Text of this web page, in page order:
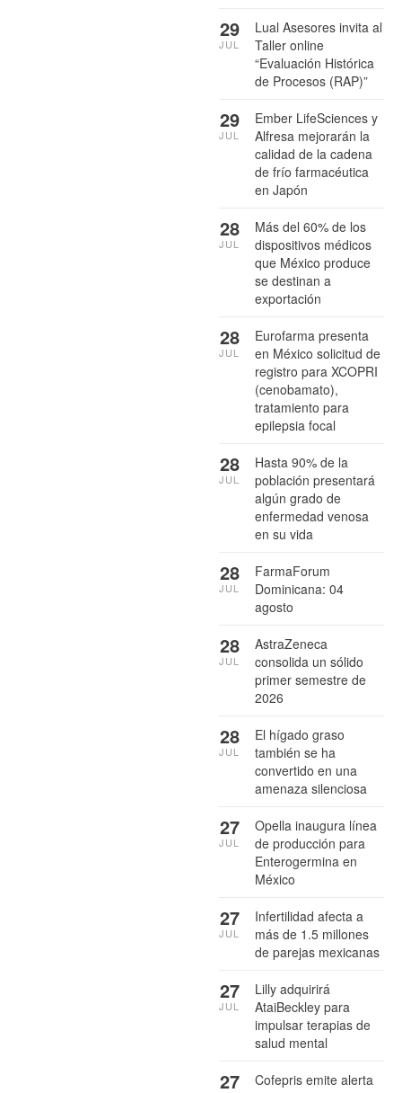
Lual Asesores invita al
Taller online
“Evaluación Histórica
de Procesos (RAP)”
29
JUL
Ember LifeSciences y
Alfresa mejorarán la
calidad de la cadena
de frío farmacéutica
en Japón
29
JUL
Más del 60% de los
dispositivos médicos
que México produce
se destinan a
exportación
28
JUL
Eurofarma presenta
en México solicitud de
registro para XCOPRI
(cenobamato),
tratamiento para
epilepsia focal
28
JUL
Hasta 90% de la
población presentará
algún grado de
enfermedad venosa
en su vida
28
JUL
FarmaForum
Dominicana: 04
agosto
28
JUL
AstraZeneca
consolida un sólido
primer semestre de
2026
28
JUL
El hígado graso
también se ha
convertido en una
amenaza silenciosa
28
JUL
Opella inaugura línea
de producción para
Enterogermina en
México
27
JUL
Infertilidad afecta a
más de 1.5 millones
de parejas mexicanas
27
JUL
Lilly adquirirá
AtaiBeckley para
impulsar terapias de
salud mental
27
JUL
Cofepris emite alerta
27